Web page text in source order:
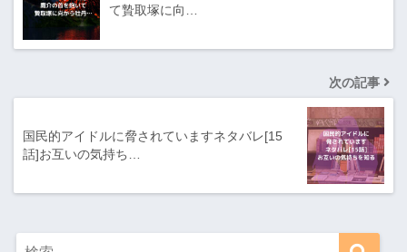
て贄取塚に向…
次の記事
国民的アイドルに脅されていますネタバレ[15
話]お互いの気持ち…